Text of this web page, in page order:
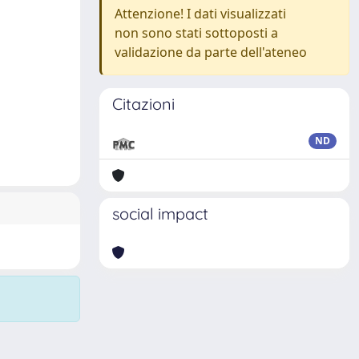
Attenzione! I dati visualizzati
non sono stati sottoposti a
validazione da parte dell'ateneo
Citazioni
ND
social impact